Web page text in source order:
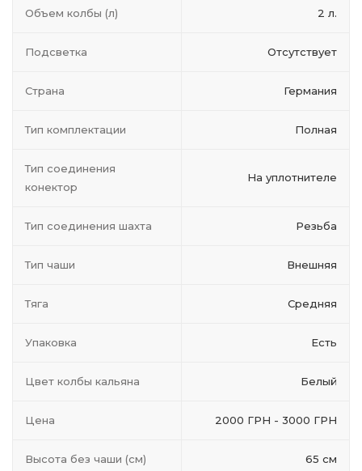
Объем колбы (л) 2 л.
Подсветка Отсутствует
Страна Германия
Тип комплектации Полная
Тип соединения
конектор
На уплотнителе
Тип соединения шахта Резьба
Тип чаши Внешняя
Тяга Средняя
Упаковка Есть
Цвет колбы кальяна Белый
Цена 2000 ГРН - 3000 ГРН
Высота без чаши (см) 65 см